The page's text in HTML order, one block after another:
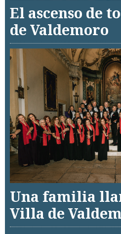
El ascenso de
de Valdemoro
Una familia
Villa de